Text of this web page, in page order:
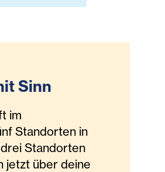
Sinn
im
Standorten in
Standorten
jetzt über deine